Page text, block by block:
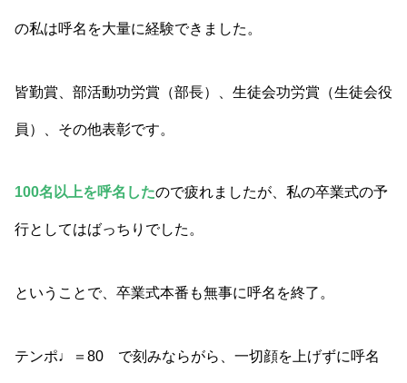
の私は呼名を大量に経験できました。
皆勤賞、部活動功労賞（部長）、生徒会功労賞（生徒会役
員）、その他表彰です。
100名以上を呼名したので疲れましたが、私の卒業式の予
行としてはばっちりでした。
ということで、卒業式本番も無事に呼名を終了。
テンポ♩＝80 で刻みならがら、一切顔を上げずに呼名